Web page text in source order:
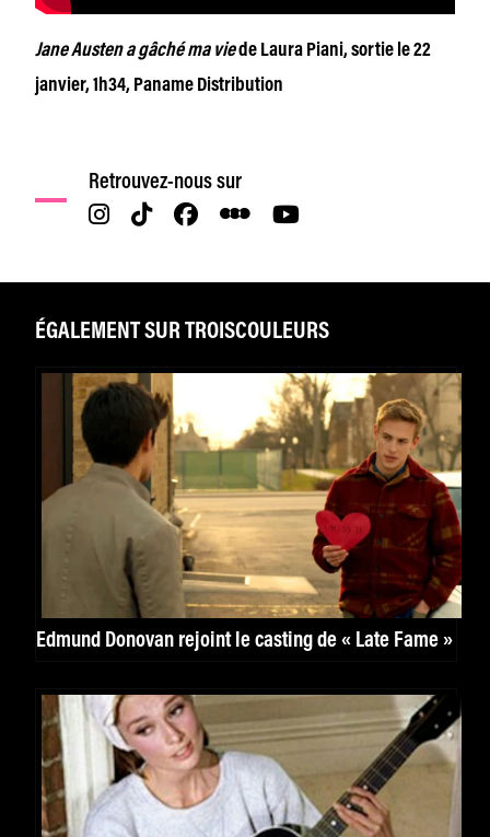
Jane Austen a gâché ma viede Laura Piani, sortie le 22
janvier, 1h34, Paname Distribution
Retrouvez-nous sur
ÉGALEMENT SUR TROISCOULEURS
Edmund Donovan rejoint le casting de « Late Fame »